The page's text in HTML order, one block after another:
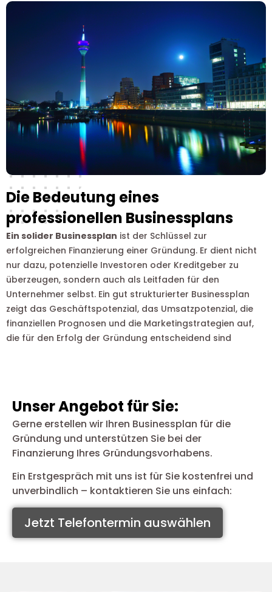
Die Bedeutung eines
professionellen Businessplans
Ein solider Businessplan ist der Schlüssel zur
erfolgreichen Finanzierung einer Gründung. Er dient nicht
nur dazu, potenzielle Investoren oder Kreditgeber zu
überzeugen, sondern auch als Leitfaden für den
Unternehmer selbst. Ein gut strukturierter Businessplan
zeigt das Geschäftspotenzial, das Umsatzpotenzial, die
finanziellen Prognosen und die Marketingstrategien auf,
die für den Erfolg der Gründung entscheidend sind
Unser Angebot für Sie:
Gerne erstellen wir Ihren Businessplan für die
Gründung und unterstützen Sie bei der
Finanzierung Ihres Gründungsvorhabens.
Ein Erstgespräch mit uns ist für Sie kostenfrei und
unverbindlich – kontaktieren Sie uns einfach:
Jetzt Telefontermin auswählen